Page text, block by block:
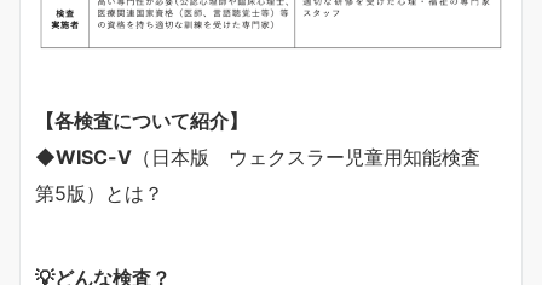
【各検査について紹介】
◆WISC-Ⅴ （日本版 ウェクスラー児童用知能検査
第5版）とは？
💡どんな検査？